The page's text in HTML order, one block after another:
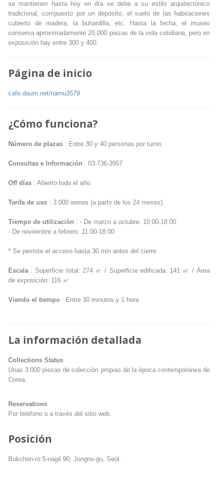
se mantienen hasta hoy en día se debe a su estilo arquitectónico
tradicional, compuesto por un depósito, el suelo de las habitaciones
cubierto de madera, la buhardilla, etc. Hasta la fecha, el museo
conserva aproximadamente 20,000 piezas de la vida cotidiana, pero en
exposición hay entre 300 y 400.
Página de inicio
cafe.daum.net/namu3579
¿Cómo funciona?
Número de plazas : Entre 30 y 40 personas por turno.
Consultas e Información : 03-736-3957
Off días : Abierto todo el año.
Tarifa de uso : 3.000 wones (a partir de los 24 meses).
Tiempo de utilización : - De marzo a octubre: 10:00-18:00
- De noviembre a febrero: 11:00-18:00
* Se permite el acceso hasta 30 min antes del cierre.
Escala: Superficie total: 274 ㎡ / Superficie edificada: 141 ㎡ / Área
de exposición: 116 ㎡
Viendo el tiempo : Entre 30 minutos y 1 hora.
La información detallada
Collections Status
Unas 3.000 piezas de colección propias de la época contemporánea de
Corea.
Reservations
Por teléfono o a través del sitio web.
Posición
Bukchon-ro 5-nagil 90, Jongno-gu, Seúl.